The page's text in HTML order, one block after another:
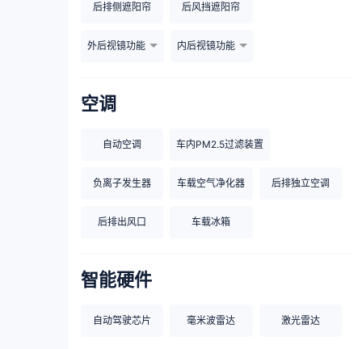
后排侧遮阳帘 后风挡遮阳帘
外后视镜功能 内后视镜功能
空调
自动空调 车内PM2.5过滤装置
负离子发生器 车载空气净化器 后排独立空调
后排出风口 车载冰箱
智能硬件
自动驾驶芯片 毫米波雷达 激光雷达